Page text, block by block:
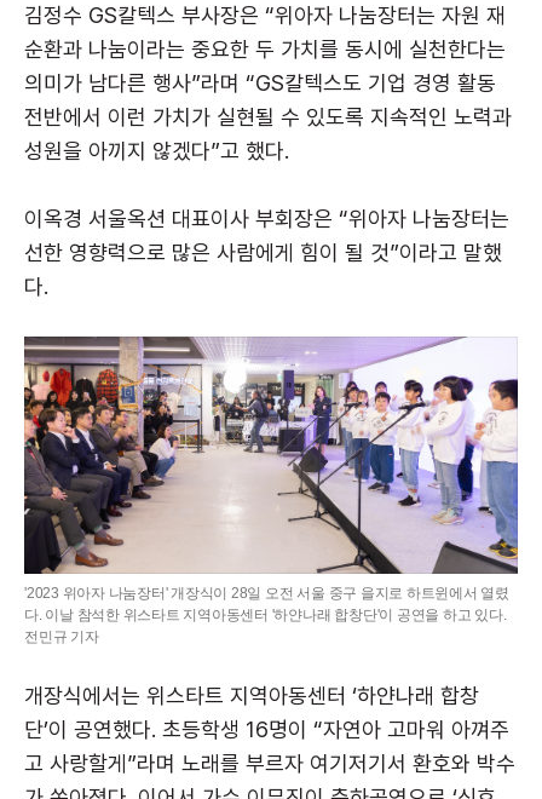
김정수 GS칼텍스 부사장은 “위아자 나눔장터는 자원 재
순환과 나눔이라는 중요한 두 가치를 동시에 실천한다는
의미가 남다른 행사”라며 “GS칼텍스도 기업 경영 활동
전반에서 이런 가치가 실현될 수 있도록 지속적인 노력과
성원을 아끼지 않겠다”고 했다.
이옥경 서울옥션 대표이사 부회장은 “위아자 나눔장터는
선한 영향력으로 많은 사람에게 힘이 될 것”이라고 말했
다.
'2023 위아자 나눔장터' 개장식이 28일 오전 서울 중구 을지로 하트윈에서 열렸
다. 이날 참석한 위스타트 지역아동센터 '하얀나래 합창단'이 공연을 하고 있다.
전민규 기자
개장식에서는 위스타트 지역아동센터 ‘하얀나래 합창
단’이 공연했다. 초등학생 16명이 “자연아 고마워 아껴주
고 사랑할게”라며 노래를 부르자 여기저기서 환호와 박수